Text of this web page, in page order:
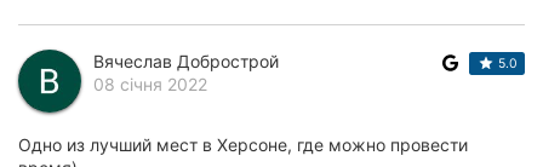
Вячеслав Добрострой
08 січня 2022
5.0
Одно из лучший мест в Херсоне, где можно провести